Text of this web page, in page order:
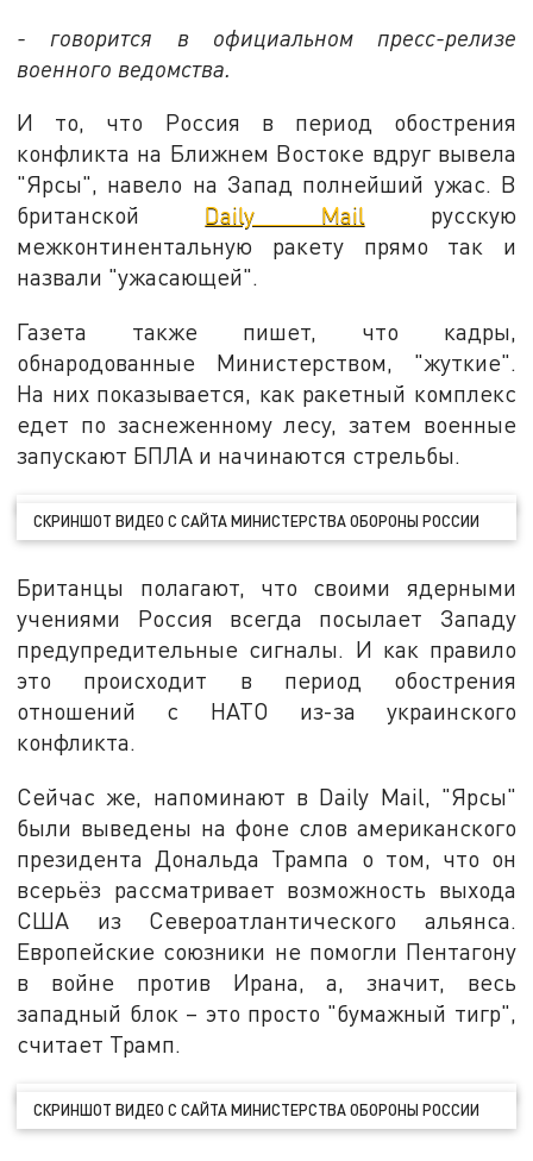
- говорится в официальном пресс-релизе
военного ведомства.
И то, что Россия в период обострения
конфликта на Ближнем Востоке вдруг вывела
"Ярсы", навело на Запад полнейший ужас. В
британской Daily Mail русскую
межконтинентальную ракету прямо так и
назвали "ужасающей".
Газета также пишет, что кадры,
обнародованные Министерством, "жуткие".
На них показывается, как ракетный комплекс
едет по заснеженному лесу, затем военные
запускают БПЛА и начинаются стрельбы.
СКРИНШОТ ВИДЕО С САЙТА МИНИСТЕРСТВА ОБОРОНЫ РОССИИ
Британцы полагают, что своими ядерными
учениями Россия всегда посылает Западу
предупредительные сигналы. И как правило
это происходит в период обострения
отношений с НАТО из-за украинского
конфликта.
Сейчас же, напоминают в Daily Mail, "Ярсы"
были выведены на фоне слов американского
президента Дональда Трампа о том, что он
всерьёз рассматривает возможность выхода
США из Североатлантического альянса.
Европейские союзники не помогли Пентагону
в войне против Ирана, а, значит, весь
западный блок – это просто "бумажный тигр",
считает Трамп.
СКРИНШОТ ВИДЕО С САЙТА МИНИСТЕРСТВА ОБОРОНЫ РОССИИ